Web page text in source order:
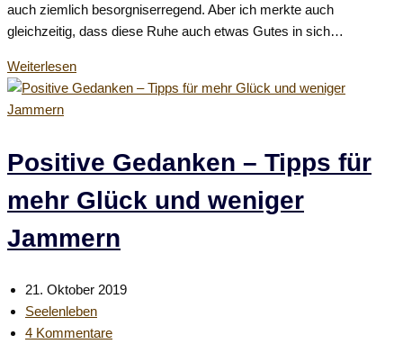
auch ziemlich besorgniserregend. Aber ich merkte auch
gleichzeitig, dass diese Ruhe auch etwas Gutes in sich…
WeiterlesenWarum
Stille
uns
ist,
als
wir
–
Sieben
Positive Gedanken – Tipps für
mehr Glück und weniger
Jammern
Beitrag
veröffentlicht:
21. Oktober 2019
Beitrags-
Kategorie:
Seelenleben
Beitrags-
4 Kommentare